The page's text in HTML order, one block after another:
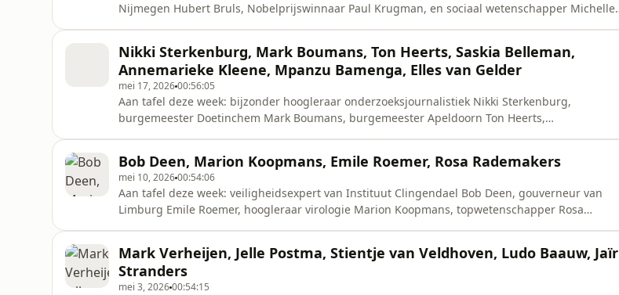
Nijmegen Hubert Bruls, Nobelprijswinnaar Paul Krugman, en sociaal wetenschapper Michelle
natuurlijk nog veel meer gesprekken: https
Nikki Sterkenburg, Mark Boumans, Ton Heerts, Saskia Belleman,
Annemarieke Kleene, Mpanzu Bamenga, Elles van Gelder
mei 17, 202600:56:05
Aan tafel deze week: bijzonder hoogleraar onderzoeksjournalistiek Nikki Sterkenburg,
burgemeester Doetinchem Mark Boumans, burgemeester Apeldoorn Ton Heerts,
correspondent Afrika Elles van Gelder. Presentatie: Twan Huys Wil je meer wet
Bob Deen, Marion Koopmans, Emile Roemer, Rosa Rademakers
mei 10, 202600:54:06
Aan tafel deze week: veiligheidsexpert van Instituut Clingendael Bob Deen, gouverneur van
Limburg Emile Roemer, hoogleraar virologie Marion Koopmans, topwetenschapper Rosa
natuurlijk nog veel meer gesprekken: ht
Mark Verheijen, Jelle Postma, Stientje van Veldhoven, Ludo Baauw, Jaïr
Stranders
mei 3, 202600:54:15